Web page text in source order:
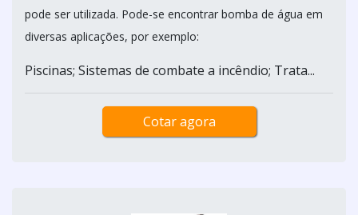
pode ser utilizada. Pode-se encontrar bomba de água em
diversas aplicações, por exemplo:
Piscinas; Sistemas de combate a incêndio; Trata...
Cotar agora